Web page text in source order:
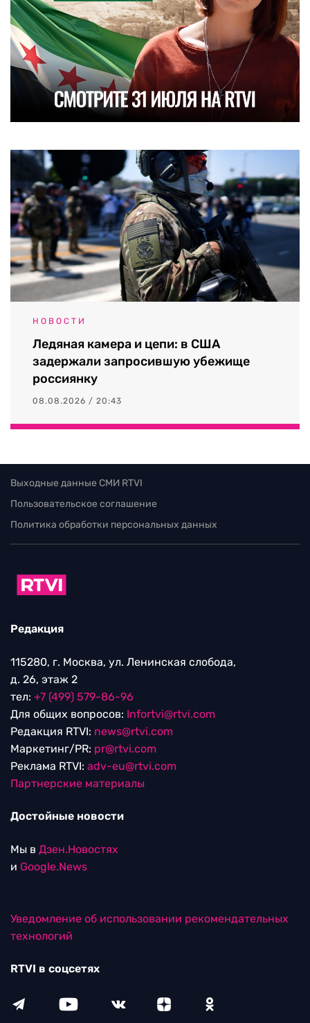
НОВОСТИ
Ледяная камера и цепи: в США
задержали запросившую убежище
россиянку
08.08.2026 / 20:43
Выходные данные СМИ RTVI
Пользовательское соглашение
Политика обработки персональных данных
Редакция
115280, г. Москва, ул. Ленинская слобода,
д. 26, этаж 2
тел: +7 (499) 579-86-96
Для общих вопросов: Infortvi@rtvi.com
Редакция RTVI: news@rtvi.com
Маркетинг/PR: pr@rtvi.com
Реклама RTVI: adv-eu@rtvi.com
Партнерские материалы
Достойные новости
Мы в Дзен.Новостях
и Google.News
Уведомление об использовании рекомендательных
технологий
RTVI в соцсетях